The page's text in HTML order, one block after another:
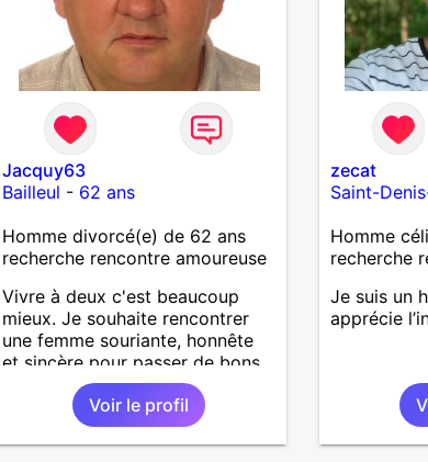
Jacquy63
Bailleul - 62 ans
Homme divorcé(e) de 62 ans
recherche rencontre amoureuse
Vivre à deux c'est beaucoup
mieux. Je souhaite rencontrer
une femme souriante, honnête
et sincère pour passer de bons
moments, qui aime plaisanter, se
balader et partager, je le
souhaite, notre complicité.
J'aime beaucoup les chantiers
Voir le profil
zecat
Saint-
Homme
recherche
Je suis un
apprécie